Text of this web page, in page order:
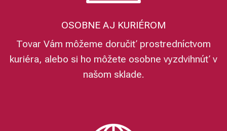
OSOBNE AJ KURIÉROM
Tovar Vám môžeme doručiť prostredníctvom
kuriéra, alebo si ho môžete osobne vyzdvihnúť v
našom sklade.